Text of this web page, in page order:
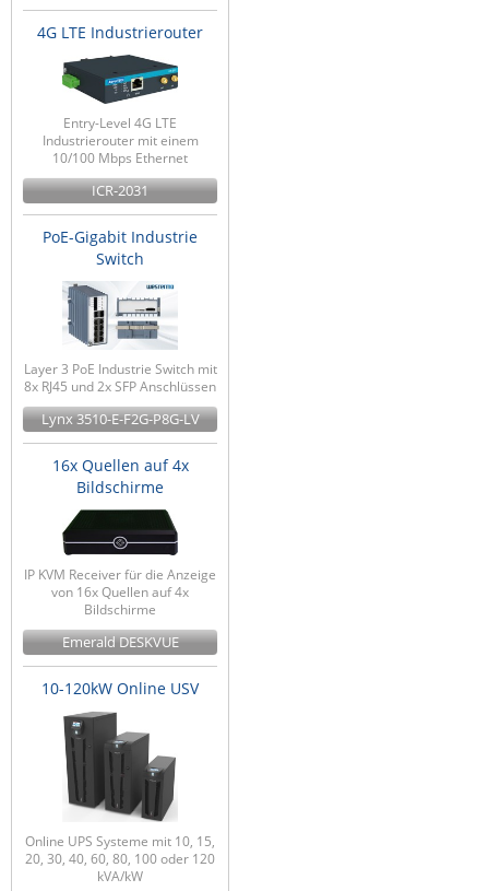
News zu unseren Herstellern
4G LTE Industrierouter
Entry-Level 4G LTE
Industrierouter mit einem
10/100 Mbps Ethernet
ICR-2031
PoE-Gigabit Industrie
Switch
Layer 3 PoE Industrie Switch mit
8x RJ45 und 2x SFP Anschlüssen
Lynx 3510-E-F2G-P8G-LV
16x Quellen auf 4x
Bildschirme
IP KVM Receiver für die Anzeige
von 16x Quellen auf 4x
Bildschirme
Emerald DESKVUE
10-120kW Online USV
Online UPS Systeme mit 10, 15,
20, 30, 40, 60, 80, 100 oder 120
kVA/kW